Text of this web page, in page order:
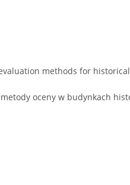
methods for
oceny w budynkach